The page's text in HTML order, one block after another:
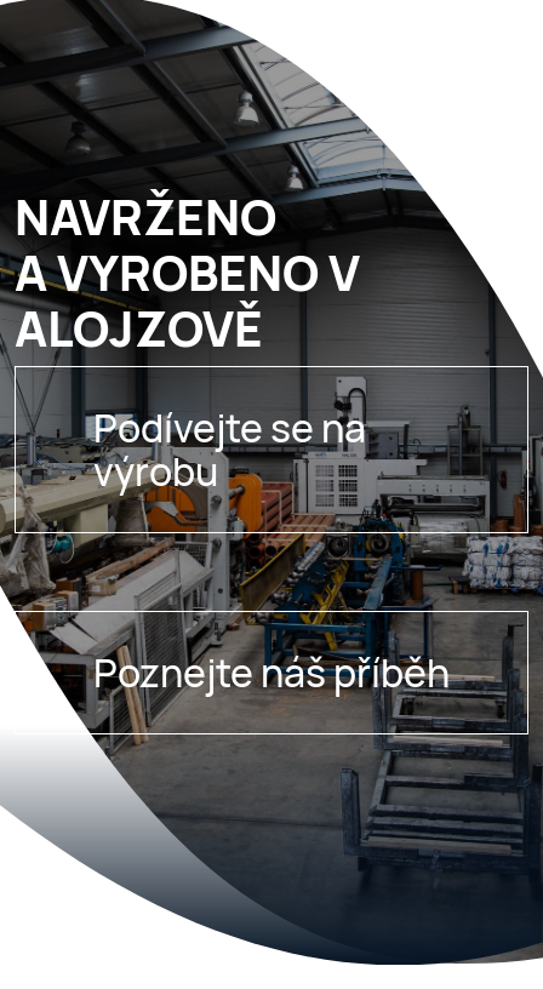
NAVRŽENO
A VYROBENO V
ALOJZOVĚ
Podívejte se na
výrobu
Poznejte náš příběh